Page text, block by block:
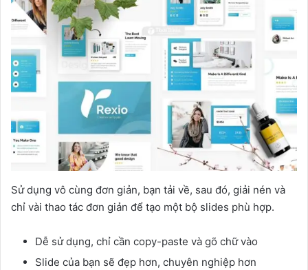
Sử dụng vô cùng đơn giản, bạn tải về, sau đó, giải nén và
chỉ vài thao tác đơn giản để tạo một bộ slides phù hợp.
Dễ sử dụng, chỉ cần copy-paste và gõ chữ vào
Slide của bạn sẽ đẹp hơn, chuyên nghiệp hơn